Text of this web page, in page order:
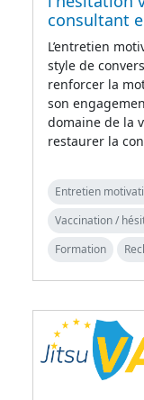
consultant
L’entretien
style de
renforcer la
son
domaine de la
restaurer la
Entretien
Vaccination /
Formation